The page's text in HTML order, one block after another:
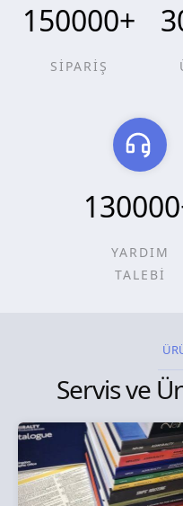
150000+
SİPARİŞ
130000
YARDIM
TALEBİ
Servis ve